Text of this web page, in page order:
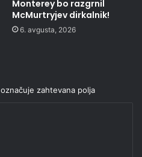
Monterey bo razgrnil
McMurtryjev dirkalnik!
6. avgusta, 2026
označuje zahtevana polja